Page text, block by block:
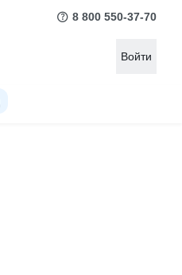
8 800 550-37-70
Войти